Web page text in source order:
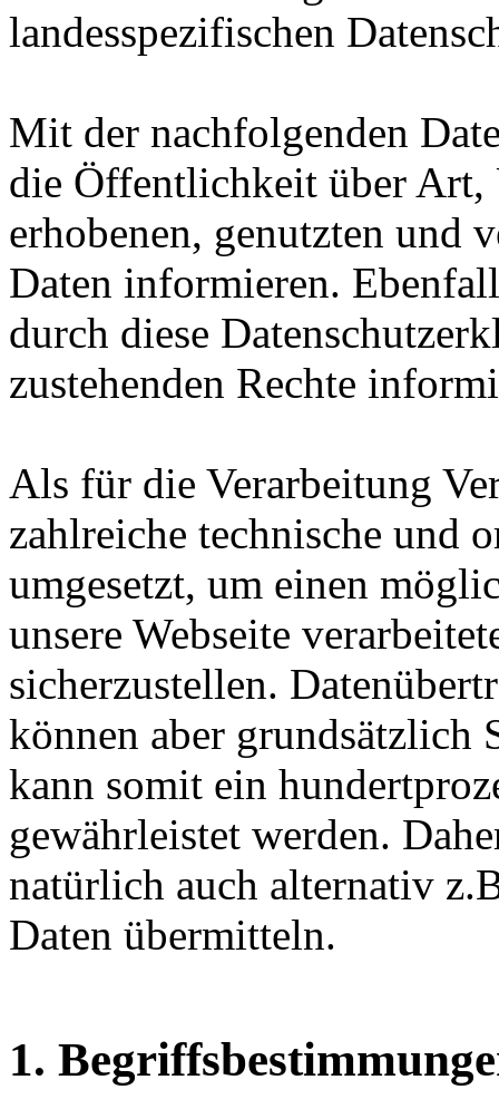
landesspezifischen
Mit der nachfolgenden
die Öffentlichkeit über Art,
erhobenen, genutzten und
Daten informieren.
durch diese
zustehenden Rechte
Als für die Verarbeitung
zahlreiche technische und
umgesetzt, um einen
unsere Webseite
sicherzustellen.
können aber grundsätzlich
kann somit ein
gewährleistet werden.
natürlich auch alternativ
Daten übermitteln.
1.